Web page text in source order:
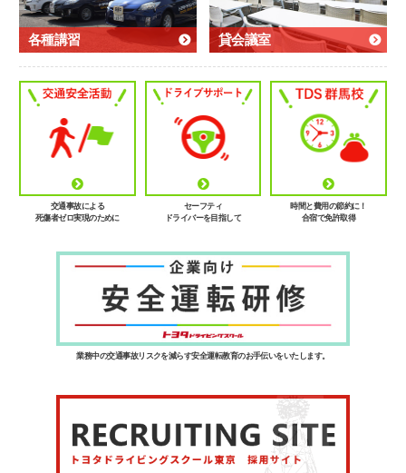
各種講習 貸会議室
交通事故による
死傷者ゼロ実現のために
セーフティ
ドライバーを目指して
時間と費用の節約に！
合宿で免許取得
業務中の交通事故リスクを減らす安全運転教育のお手伝いをいたします。